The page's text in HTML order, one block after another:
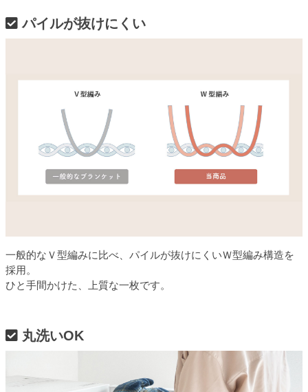
パイルが抜けにくい
一般的なＶ型編みに比べ、パイルが抜けにくいＷ型編み構造を
採用。
ひと手間かけた、上質な一枚です。
丸洗いOK